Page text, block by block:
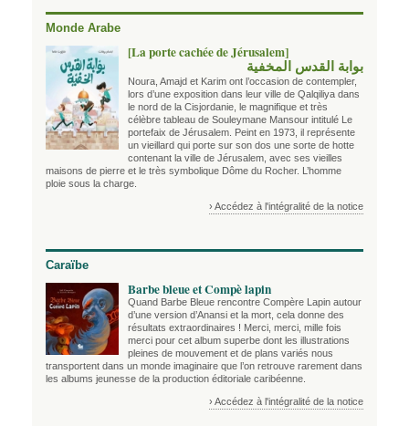
Monde Arabe
[La porte cachée de Jérusalem]
بوابة القدس المخفية
Noura, Amajd et Karim ont l’occasion de contempler,
lors d’une exposition dans leur ville de Qalqiliya dans
le nord de la Cisjordanie, le magnifique et très
célèbre tableau de Souleymane Mansour intitulé Le
portefaix de Jérusalem. Peint en 1973, il représente
un vieillard qui porte sur son dos une sorte de hotte
contenant la ville de Jérusalem, avec ses vieilles
maisons de pierre et le très symbolique Dôme du Rocher. L’homme
ploie sous la charge.
› Accédez à l'intégralité de la notice
Caraïbe
Barbe bleue et Compè lapin
Quand Barbe Bleue rencontre Compère Lapin autour
d’une version d’Anansi et la mort, cela donne des
résultats extraordinaires ! Merci, merci, mille fois
merci pour cet album superbe dont les illustrations
pleines de mouvement et de plans variés nous
transportent dans un monde imaginaire que l’on retrouve rarement dans
les albums jeunesse de la production éditoriale caribéenne.
› Accédez à l'intégralité de la notice